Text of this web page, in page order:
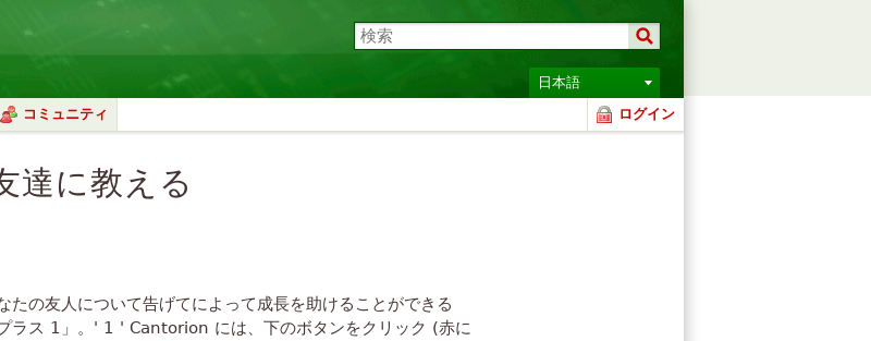
日本語
コミュニティ ログイン
達に教える
の友人について告げてによって成長を助けることができる
ラス 1」。' 1 ' Cantorion には、下のボタンをクリック (赤に